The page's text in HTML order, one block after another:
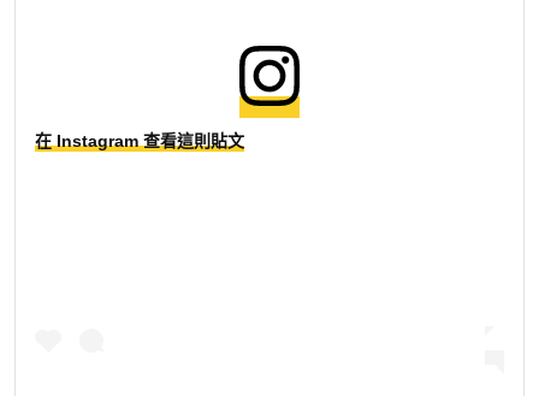
在 Instagram 查看這則貼文